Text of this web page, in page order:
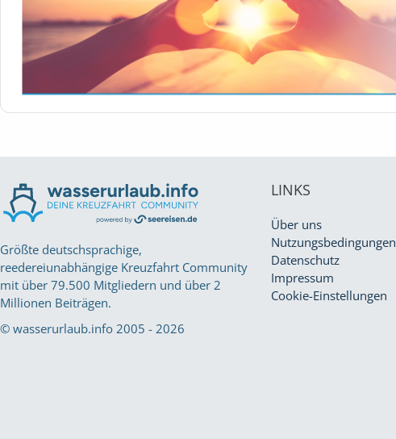
Größte deutschsprachige,
reedereiunabhängige Kreuzfahrt Community
mit über 79.500 Mitgliedern und über 2
Millionen Beiträgen.
© wasserurlaub.info 2005 - 2026
LINKS
Über uns
Nutzungsbedingungen
Datenschutz
Impressum
Cookie-Einstellungen